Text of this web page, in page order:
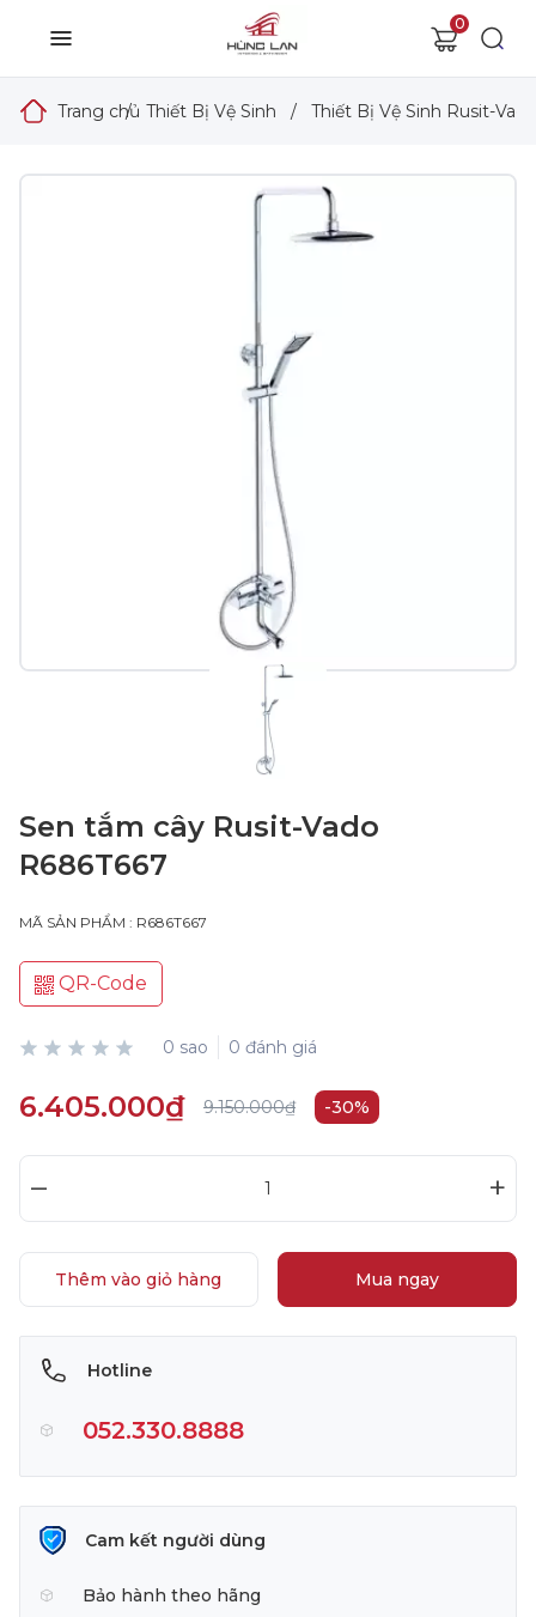
0
Trang chủ
/ Thiết Bị Vệ Sinh / Thiết Bị Vệ Sinh Rusit-Vado
Sen tắm cây Rusit-Vado
R686T667
MÃ SẢN PHẨM : R686T667
QR-Code
0 sao 0 đánh giá
6.405.000₫ 9.150.000₫ -30%
– +
Thêm vào giỏ hàng Mua ngay
Hotline
052.330.8888
Cam kết người dùng
Bảo hành theo hãng